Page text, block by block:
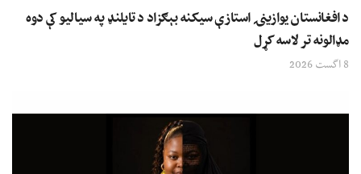
د افغانستان یوازینۍ استازې سیکنه بېګزاد د تایلنډ په سیالیو کې دوه
مډالونه تر لاسه کړل
8 اگست 2026